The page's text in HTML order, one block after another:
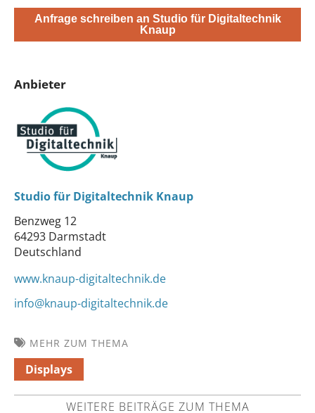
Anfrage schreiben an Studio für Digitaltechnik
Knaup
Anbieter
Studio für Digitaltechnik Knaup
Benzweg 12
64293 Darmstadt
Deutschland
www.knaup-digitaltechnik.de
info@knaup-digitaltechnik.de
MEHR ZUM THEMA
Displays
WEITERE BEITRÄGE ZUM THEMA